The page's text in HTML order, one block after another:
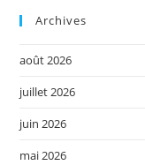
Archives
août 2026
juillet 2026
juin 2026
mai 2026